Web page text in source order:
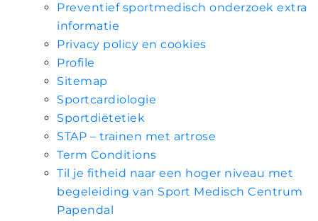
Preventief sportmedisch onderzoek extra
informatie
Privacy policy en cookies
Profile
Sitemap
Sportcardiologie
Sportdiëtetiek
STAP – trainen met artrose
Term Conditions
Til je fitheid naar een hoger niveau met
begeleiding van Sport Medisch Centrum
Papendal